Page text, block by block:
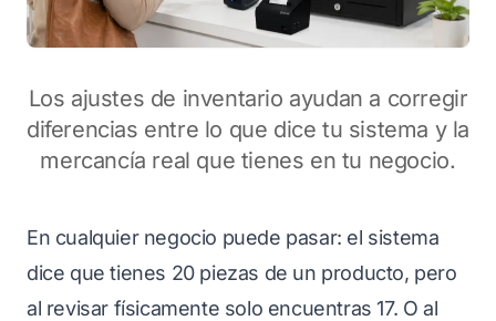
Los ajustes de inventario ayudan a corregir
diferencias entre lo que dice tu sistema y la
mercancía real que tienes en tu negocio.
En cualquier negocio puede pasar: el sistema
dice que tienes 20 piezas de un producto, pero
al revisar físicamente solo encuentras 17. O al